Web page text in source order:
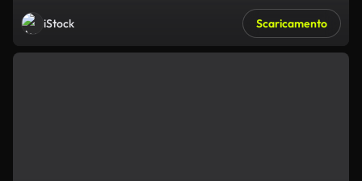
iStock Scaricamento